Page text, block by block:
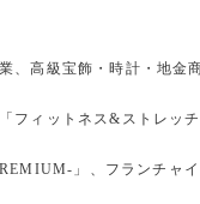
、高級宝飾・時計・地金
フィットネス&ストレッ
」、フランチャ